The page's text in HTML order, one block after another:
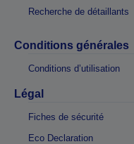
Recherche de détaillants
Conditions générales
Conditions d’utilisation
Légal
Fiches de sécurité
Eco Declaration